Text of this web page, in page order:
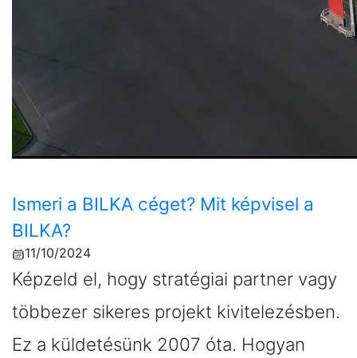
Ismeri a BILKA céget? Mit képvisel a
BILKA?
11/10/2024
Képzeld el, hogy stratégiai partner vagy
többezer sikeres projekt kivitelezésben.
Ez a küldetésünk 2007 óta. Hogyan